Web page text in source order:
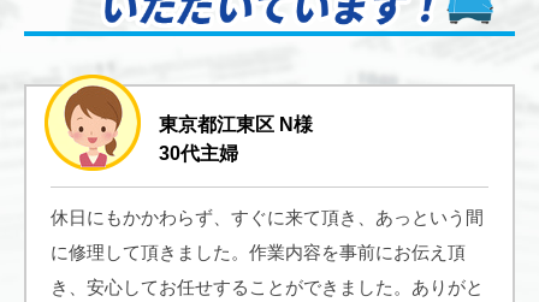
東京都江東区 N様
30代主婦
休日にもかかわらず、すぐに来て頂き、あっという間
に修理して頂きました。作業内容を事前にお伝え頂
き、安心してお任せすることができました。ありがと